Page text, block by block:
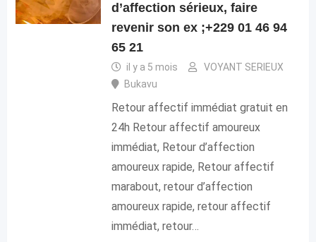
d’affection sérieux, faire
revenir son ex ;+229 01 46 94
65 21
il y a 5 mois
VOYANT SERIEUX
Bukavu
Retour affectif immédiat gratuit en
24h Retour affectif amoureux
immédiat, Retour d’affection
amoureux rapide, Retour affectif
marabout, retour d’affection
amoureux rapide, retour affectif
immédiat, retour…